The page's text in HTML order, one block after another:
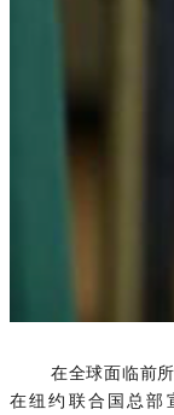
在全球面临前
在纽约联合国总部